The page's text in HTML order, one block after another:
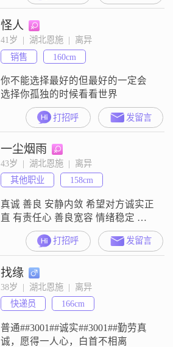
怪人
41岁  |  湖北恩施  |  离异
销售
160cm
你不能选择最好的但最好的一定会
选择你孤独的时候看看世界
打招呼 发留言
一尘烟雨
43岁  |  湖北恩施  |  离异
其他职业
158cm
真诚 善良 安静内敛 希望对方诚实正
直 有责任心 善良宽容 情绪稳定 有
一定的经济基础
打招呼 发留言
找缘
38岁  |  湖北恩施  |  离异
快递员
166cm
普通##3001##诚实##3001##勤劳真
诚，愿得一人心，白首不相离